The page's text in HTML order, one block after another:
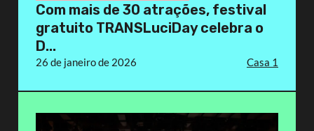
Com mais de 30 atrações, festival
gratuito TRANSLuciDay celebra o
D...
26 de janeiro de 2026 Casa 1